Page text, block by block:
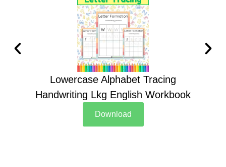
Lowercase Alphabet Tracing
Handwriting Lkg English Workbook
Download